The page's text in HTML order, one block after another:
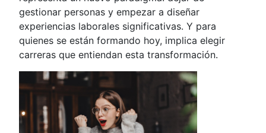
gestionar personas y empezar a diseñar
experiencias laborales significativas. Y para
quienes se están formando hoy, implica elegir
carreras que entiendan esta transformación.